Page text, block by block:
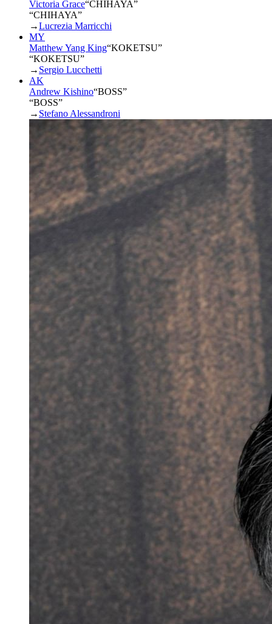
Victoria Grace“CHIHAYA”
“CHIHAYA”
→Lucrezia Marricchi
MY
Matthew Yang King“KOKETSU”
“KOKETSU”
→ Sergio Lucchetti
AK
Andrew Kishino“BOSS”
“BOSS”
→ Stefano Alessandroni